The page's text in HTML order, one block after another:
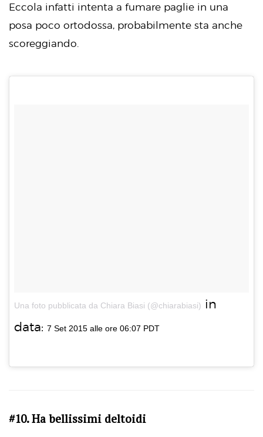
Eccola infatti intenta a fumare paglie in una
posa poco ortodossa, probabilmente sta anche
scoreggiando.
Una foto pubblicata da Chiara Biasi (@chiarabiasi) in
data: 7 Set 2015 alle ore 06:07 PDT
#10. Ha bellissimi deltoidi